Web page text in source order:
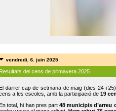
vendredi, 6. juin 2025
Resultats del cens de primavera 2025
El darrer cap de setmana de maig (dies 24 i
a les escoles, amb la participació de 19
En total, hi han pres part48 municipis d’arreu